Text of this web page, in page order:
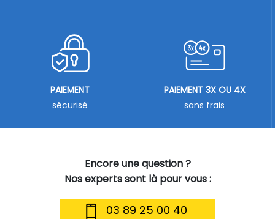
Encore une question ?
Nos experts sont là pour vous :
03 89 25 00 40
PAIEMENT
sécurisé
PAIEMENT 3X OU 4X
sans frais